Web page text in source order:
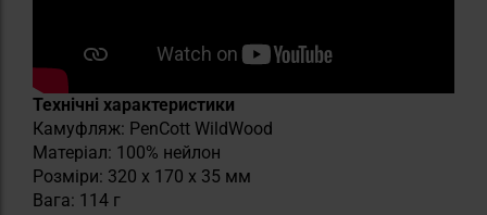
Технічні характеристики
Камуфляж: PenCott WildWood
Матеріал: 100% нейлон
Розміри: 320 x 170 x 35 мм
Вага: 114 г